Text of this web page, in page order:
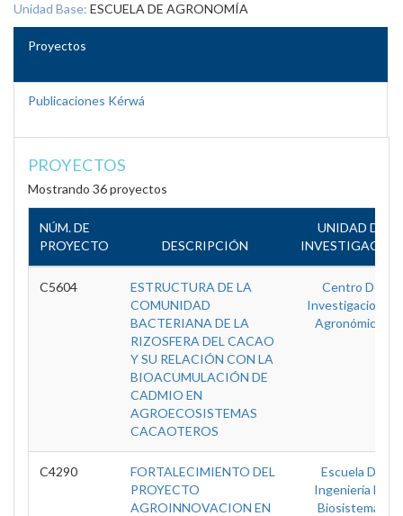
Unidad Base: ESCUELA DE AGRONOMÍA
Proyectos
Publicaciones Kérwá
PROYECTOS
Mostrando 36 proyectos
NÚM. DE
PROYECTO
DESCRIPCIÓN
UNIDAD DE
INVESTIGACIÓN
C5604
ESTRUCTURA DE LA
COMUNIDAD
BACTERIANA DE LA
RIZOSFERA DEL CACAO
Y SU RELACIÓN CON LA
BIOACUMULACIÓN DE
CADMIO EN
AGROECOSISTEMAS
CACAOTEROS
Centro De
Investigaciones
Agronómicas
C4290
FORTALECIMIENTO DEL
PROYECTO
AGROINNOVACION EN
Escuela De
Ingeniería De
Biosistemas